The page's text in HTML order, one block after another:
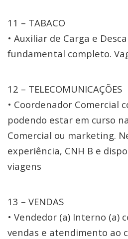
11 – TABACO
• Auxiliar de Carga e
fundamental completo.
12 – TELECOMUNICAÇÕES
• Coordenador Comercial
podendo estar em curso
Comercial ou marketing.
experiência, CNH B e
viagens
13 – VENDAS
• Vendedor (a) Interno (a)
vendas e atendimento ao